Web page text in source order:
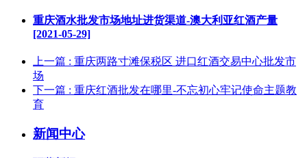
重庆酒水批发市场地址进货渠道-澳大利亚红酒产量
[2021-05-29]
上一篇 : 重庆两路寸滩保税区 进口红酒交易中心批发市
场
下一篇 : 重庆红酒批发在哪里-不忘初心牢记使命主题教
育
新闻中心